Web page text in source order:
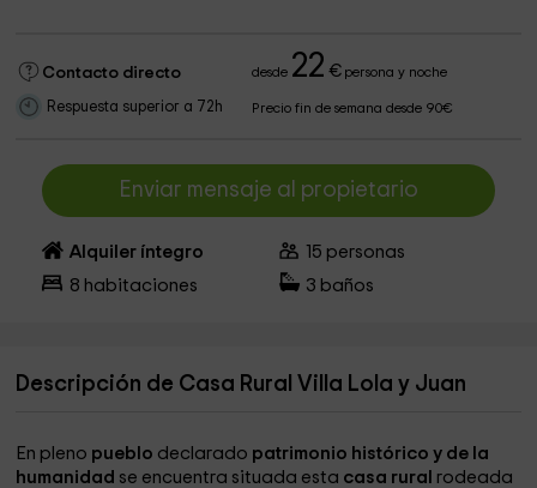
Contacto directo desde 22 €persona y noche
Respuesta superior a 72h Precio fin de semana desde 90€
Enviar mensaje al propietario
Alquiler íntegro 15 personas
8 habitaciones 3 baños
Descripción de Casa Rural Villa Lola y Juan
En pleno pueblo declarado patrimonio histórico y de la
humanidad se encuentra situada esta casa rural rodeada